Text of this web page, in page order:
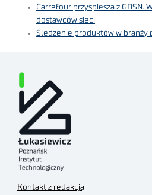
Carrefour przyspiesza z GDSN.
dostawców sieci
Śledzenie produktów w branży
Kontakt z redakcją